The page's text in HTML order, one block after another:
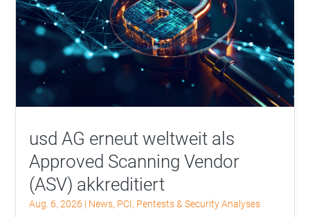
usd AG erneut weltweit als
Approved Scanning Vendor
(ASV) akkreditiert
Aug. 6, 2026 | News, PCI, Pentests & Security Analyses